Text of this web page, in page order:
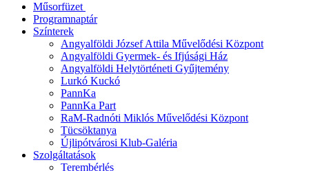
Műsorfüzet
Programnaptár
Színterek
Angyalföldi József Attila Művelődési Központ
Angyalföldi Gyermek- és Ifjúsági Ház
Angyalföldi Helytörténeti Gyűjtemény
Lurkó Kuckó
PannKa
PannKa Part
RaM-Radnóti Miklós Művelődési Központ
Tücsöktanya
Újlipótvárosi Klub-Galéria
Szolgáltatások
Terembérlés